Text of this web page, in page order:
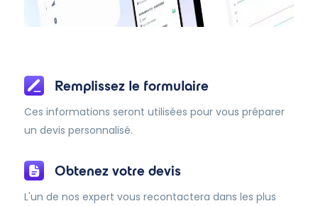
Remplissez le formulaire
Ces informations seront utilisées pour vous préparer
un devis personnalisé.
Obtenez votre devis
L'un de nos expert vous recontactera dans les plus